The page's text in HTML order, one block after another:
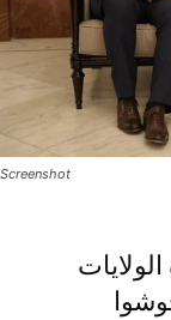
Screenshot